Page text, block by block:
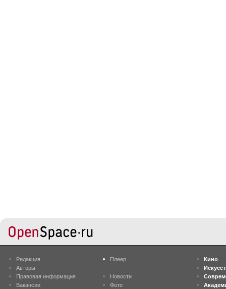
Редакция
Авторы
Правовая информация
Вакансии
Плеер
Новости
Фото
Кино